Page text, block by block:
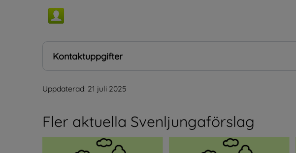
Kontaktuppgifter
Uppdaterad: 21 juli 2025
Fler aktuella Svenljungaförslag